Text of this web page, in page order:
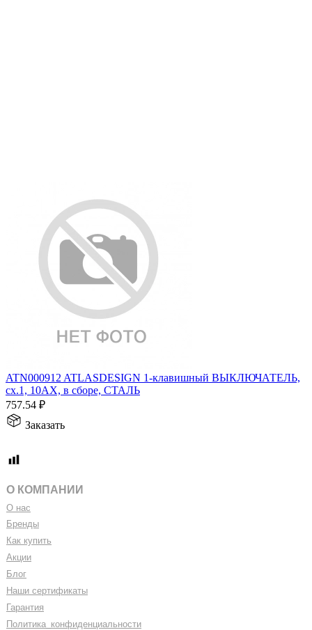
ATN000912 ATLASDESIGN 1-клавишный ВЫКЛЮЧАТЕЛЬ,
сх.1, 10АХ, в сборе, СТАЛЬ
757.54 ₽
Заказать
О КОМПАНИИ
О нас
Бренды
Как купить
Акции
Блог
Наши сертификаты
Гарантия
Политика конфиденциальности